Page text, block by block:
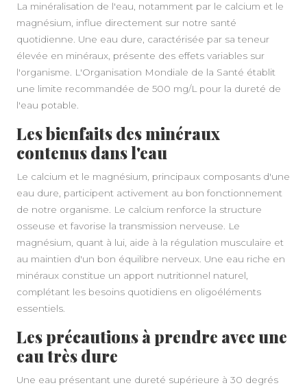
La minéralisation de l'eau, notamment par le calcium et le
magnésium, influe directement sur notre santé
quotidienne. Une eau dure, caractérisée par sa teneur
élevée en minéraux, présente des effets variables sur
l'organisme. L'Organisation Mondiale de la Santé établit
une limite recommandée de 500 mg/L pour la dureté de
l'eau potable.
Les bienfaits des minéraux
contenus dans l'eau
Le calcium et le magnésium, principaux composants d'une
eau dure, participent activement au bon fonctionnement
de notre organisme. Le calcium renforce la structure
osseuse et favorise la transmission nerveuse. Le
magnésium, quant à lui, aide à la régulation musculaire et
au maintien d'un bon équilibre nerveux. Une eau riche en
minéraux constitue un apport nutritionnel naturel,
complétant les besoins quotidiens en oligoéléments
essentiels.
Les précautions à prendre avec une
eau très dure
Une eau présentant une dureté supérieure à 30 degrés